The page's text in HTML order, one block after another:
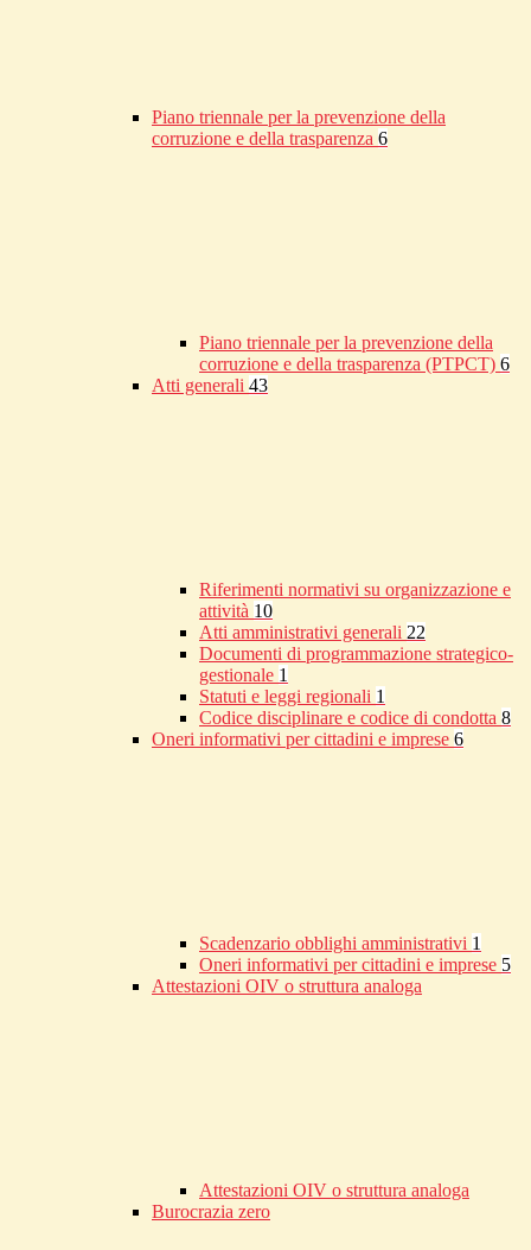
Piano triennale per la prevenzione della
corruzione e della trasparenza 6
Piano triennale per la prevenzione della
corruzione e della trasparenza (PTPCT) 6
Atti generali 43
Riferimenti normativi su organizzazione e
attività 10
Atti amministrativi generali 22
Documenti di programmazione strategico-
gestionale 1
Statuti e leggi regionali 1
Codice disciplinare e codice di condotta 8
Oneri informativi per cittadini e imprese 6
Scadenzario obblighi amministrativi 1
Oneri informativi per cittadini e imprese 5
Attestazioni OIV o struttura analoga
Attestazioni OIV o struttura analoga
Burocrazia zero